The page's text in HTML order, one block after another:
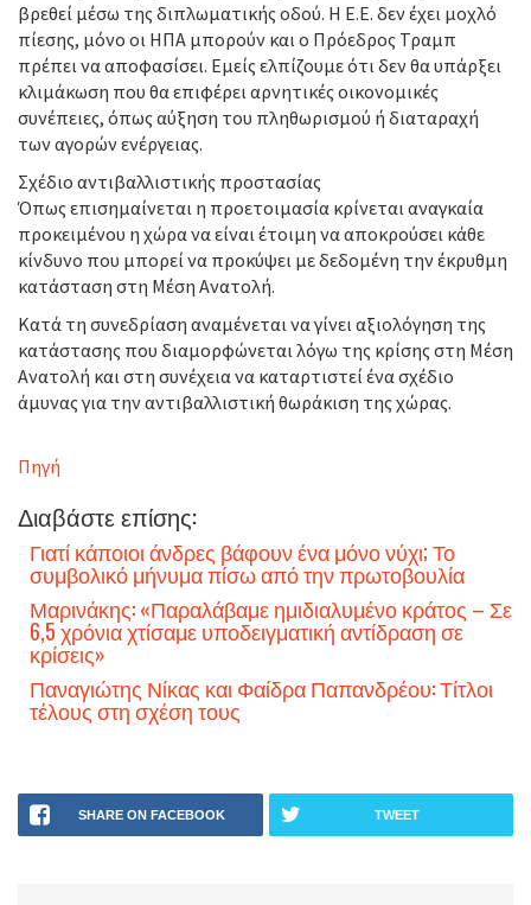
βρεθεί μέσω της διπλωματικής οδού. Η Ε.Ε. δεν έχει μοχλό
πίεσης, μόνο οι ΗΠΑ μπορούν και ο Πρόεδρος Τραμπ
πρέπει να αποφασίσει. Εμείς ελπίζουμε ότι δεν θα υπάρξει
κλιμάκωση που θα επιφέρει αρνητικές οικονομικές
συνέπειες, όπως αύξηση του πληθωρισμού ή διαταραχή
των αγορών ενέργειας.
Σχέδιο αντιβαλλιστικής προστασίας
Όπως επισημαίνεται η προετοιμασία κρίνεται αναγκαία
προκειμένου η χώρα να είναι έτοιμη να αποκρούσει κάθε
κίνδυνο που μπορεί να προκύψει με δεδομένη την έκρυθμη
κατάσταση στη Μέση Ανατολή.
Κατά τη συνεδρίαση αναμένεται να γίνει αξιολόγηση της
κατάστασης που διαμορφώνεται λόγω της κρίσης στη Μέση
Ανατολή και στη συνέχεια να καταρτιστεί ένα σχέδιο
άμυνας για την αντιβαλλιστική θωράκιση της χώρας.
Πηγή
Διαβάστε επίσης:
Γιατί κάποιοι άνδρες βάφουν ένα μόνο νύχι; Το
συμβολικό μήνυμα πίσω από την πρωτοβουλία
Μαρινάκης: «Παραλάβαμε ημιδιαλυμένο κράτος – Σε
6,5 χρόνια χτίσαμε υποδειγματική αντίδραση σε
κρίσεις»
Παναγιώτης Νίκας και Φαίδρα Παπανδρέου: Τίτλοι
τέλους στη σχέση τους
SHARE ON FACEBOOK TWEET